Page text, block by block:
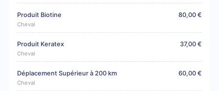
Produit Biotine
Cheval
80,00 €
Produit Keratex
Cheval
37,00 €
Déplacement Supérieur à 200 km
Cheval
60,00 €